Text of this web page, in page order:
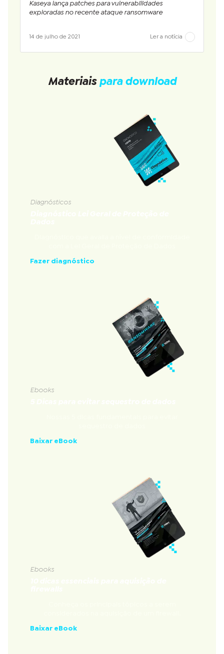
Kaseya lança patches para vulnerabilidades
exploradas no recente ataque ransomware
14 de julho de 2021 Ler a notícia
Materiais para download
Diagnósticos
Fazer diagnóstico
Ebooks
Baixar eBook
Ebooks
Baixar eBook